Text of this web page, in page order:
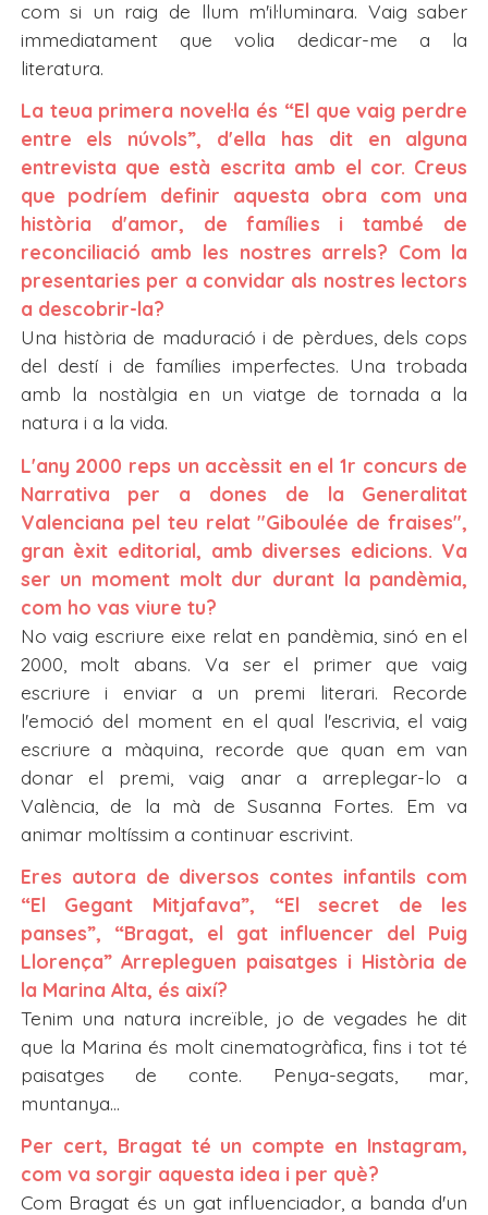
com si un raig de llum m'il·luminara. Vaig saber
immediatament que volia dedicar-me a la
literatura.
La teua primera novel·la és “El que vaig perdre
entre els núvols”, d'ella has dit en alguna
entrevista que està escrita amb el cor. Creus
que podríem definir aquesta obra com una
història d'amor, de famílies i també de
reconciliació amb les nostres arrels? Com la
presentaries per a convidar als nostres lectors
a descobrir-la?
Una història de maduració i de pèrdues, dels cops
del destí i de famílies imperfectes. Una trobada
amb la nostàlgia en un viatge de tornada a la
natura i a la vida.
L'any 2000 reps un accèssit en el 1r concurs de
Narrativa per a dones de la Generalitat
Valenciana pel teu relat "Giboulée de fraises",
gran èxit editorial, amb diverses edicions. Va
ser un moment molt dur durant la pandèmia,
com ho vas viure tu?
No vaig escriure eixe relat en pandèmia, sinó en el
2000, molt abans. Va ser el primer que vaig
escriure i enviar a un premi literari. Recorde
l'emoció del moment en el qual l'escrivia, el vaig
escriure a màquina, recorde que quan em van
donar el premi, vaig anar a arreplegar-lo a
València, de la mà de Susanna Fortes. Em va
animar moltíssim a continuar escrivint.
Eres autora de diversos contes infantils com
“El Gegant Mitjafava”, “El secret de les
panses”, “Bragat, el gat influencer del Puig
Llorença” Arrepleguen paisatges i Història de
la Marina Alta, és així?
Tenim una natura increïble, jo de vegades he dit
que la Marina és molt cinematogràfica, fins i tot té
paisatges de conte. Penya-segats, mar,
muntanya…
Per cert, Bragat té un compte en Instagram,
com va sorgir aquesta idea i per què?
Com Bragat és un gat influenciador, a banda d'un